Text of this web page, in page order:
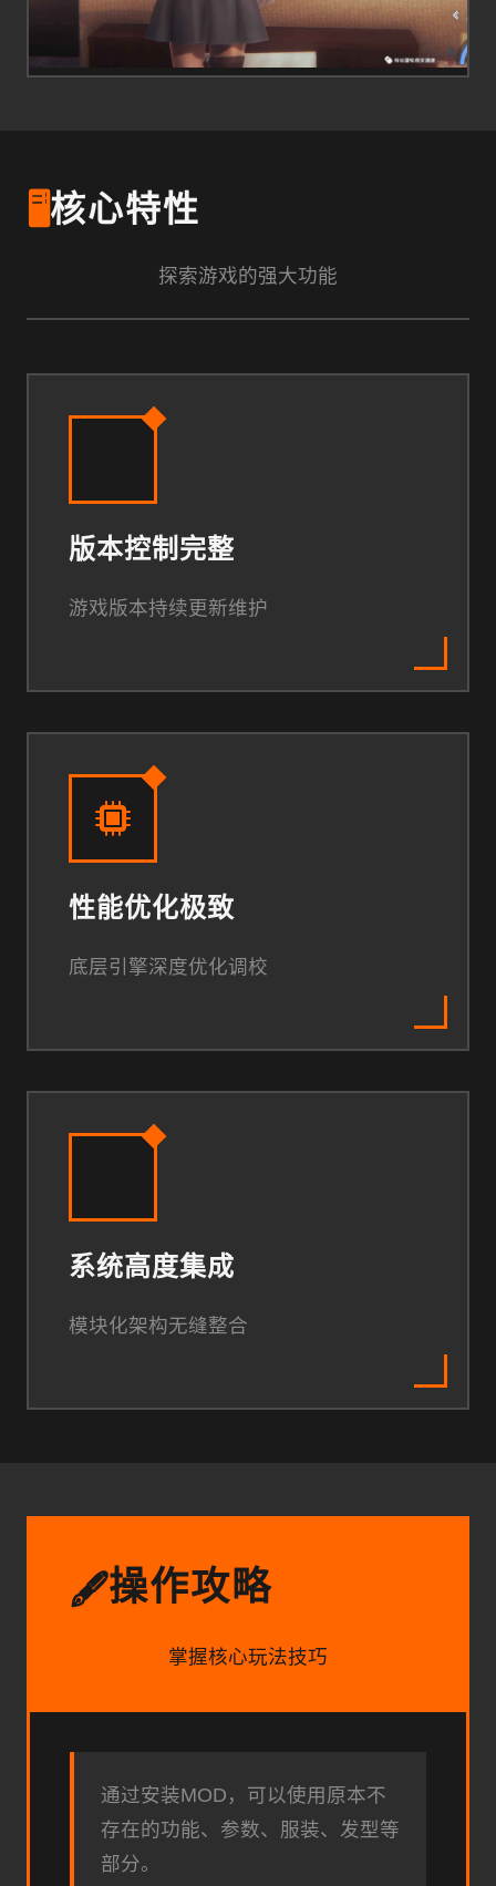
🖥️核心特性
探索游戏的强大功能
版本控制完整
游戏版本持续更新维护
性能优化极致
底层引擎深度优化调校
系统高度集成
模块化架构无缝整合
🖋️操作攻略
掌握核心玩法技巧
通过安装MOD，可以使用原本不
存在的功能、参数、服装、发型等
部分。